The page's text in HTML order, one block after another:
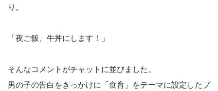
り。
「夜ご飯、牛丼にします！」
そんなコメントがチャットに並びました。
男の子の告白をきっかけに「食育」をテーマに設定したプ